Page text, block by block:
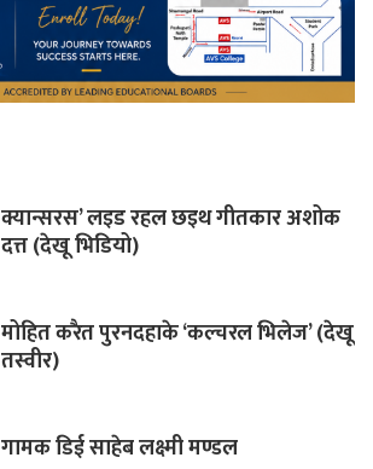
क्यान्सरस’ लइड रहल छइथ गीतकार अशोक
दत्त (देखू भिडियो)
मोहित करैत पुरनदहाके ‘कल्चरल भिलेज’ (देखू
तस्वीर)
गामक डिई साहेब लक्ष्मी मण्डल